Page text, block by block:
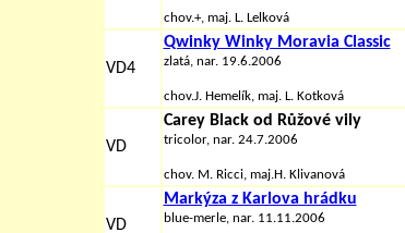
chov.+, maj. L. Lelková
VD4
Qwinky Winky Moravia Classic
zlatá, nar. 19.6.2006
chov.J. Hemelík, maj. L. Kotková
VD
Carey Black od Růžové vily
tricolor, nar. 24.7.2006
chov. M. Ricci, maj.H. Klivanová
VD
Markýza z Karlova hrádku
blue-merle, nar. 11.11.2006